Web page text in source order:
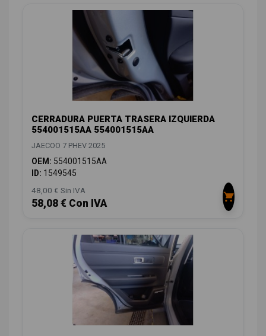
CERRADURA PUERTA TRASERA IZQUIERDA
554001515AA 554001515AA
JAECOO 7 PHEV 2025
OEM: 554001515AA
ID: 1549545
48,00 € Sin IVA
58,08 € Con IVA